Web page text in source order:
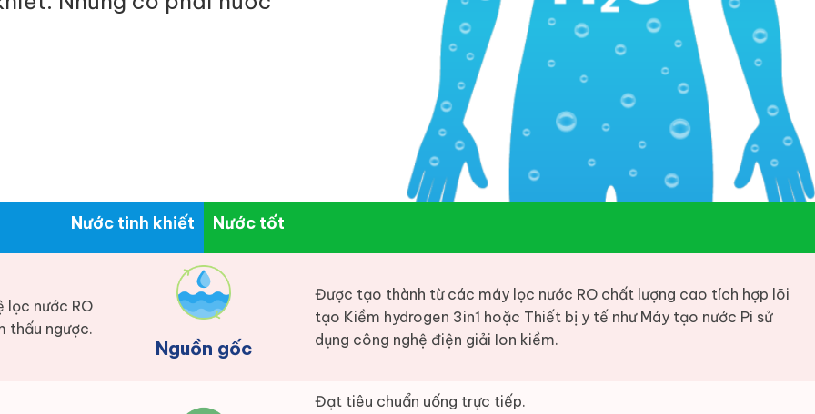
Nước tinh khiết Nước tốt
lọc nước RO
thấu ngược.
Nguồn gốc
Được tạo thành từ các máy lọc nước RO chất lượng cao tích hợp lõi
tạo Kiềm hydrogen 3in1 hoặc Thiết bị y tế như Máy tạo nước Pi sử
dụng công nghệ điện giải Ion kiềm.
Đạt tiêu chuẩn uống trực tiếp.